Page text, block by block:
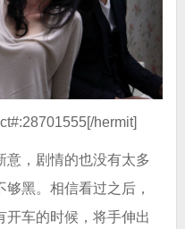
hermit]
意，剧情的也没有太多
黑。相信看过之后，
开车的时候，将手伸出